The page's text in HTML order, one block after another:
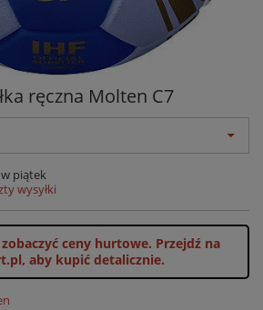
ręczna Molten C7
w piątek
wysyłki
ceny hurtowe. Przejdź na
aby kupić detalicznie.